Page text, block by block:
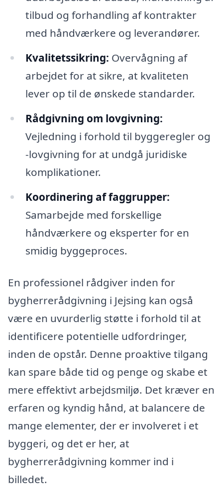
tilbud og forhandling af kontrakter
med håndværkere og leverandører.
Kvalitetssikring: Overvågning af
arbejdet for at sikre, at kvaliteten
lever op til de ønskede standarder.
Rådgivning om lovgivning:
Vejledning i forhold til byggeregler og
-lovgivning for at undgå juridiske
komplikationer.
Koordinering af faggrupper:
Samarbejde med forskellige
håndværkere og eksperter for en
smidig byggeproces.
En professionel rådgiver inden for
bygherrerådgivning i Jejsing kan også
være en uvurderlig støtte i forhold til at
identificere potentielle udfordringer,
inden de opstår. Denne proaktive tilgang
kan spare både tid og penge og skabe et
mere effektivt arbejdsmiljø. Det kræver en
erfaren og kyndig hånd, at balancere de
mange elementer, der er involveret i et
byggeri, og det er her, at
bygherrerådgivning kommer ind i
billedet.